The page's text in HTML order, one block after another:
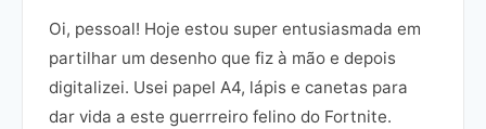
Oi, pessoal! Hoje estou super entusiasmada em
partilhar um desenho que fiz à mão e depois
digitalizei. Usei papel A4, lápis e canetas para
dar vida a este guerrreiro felino do Fortnite.